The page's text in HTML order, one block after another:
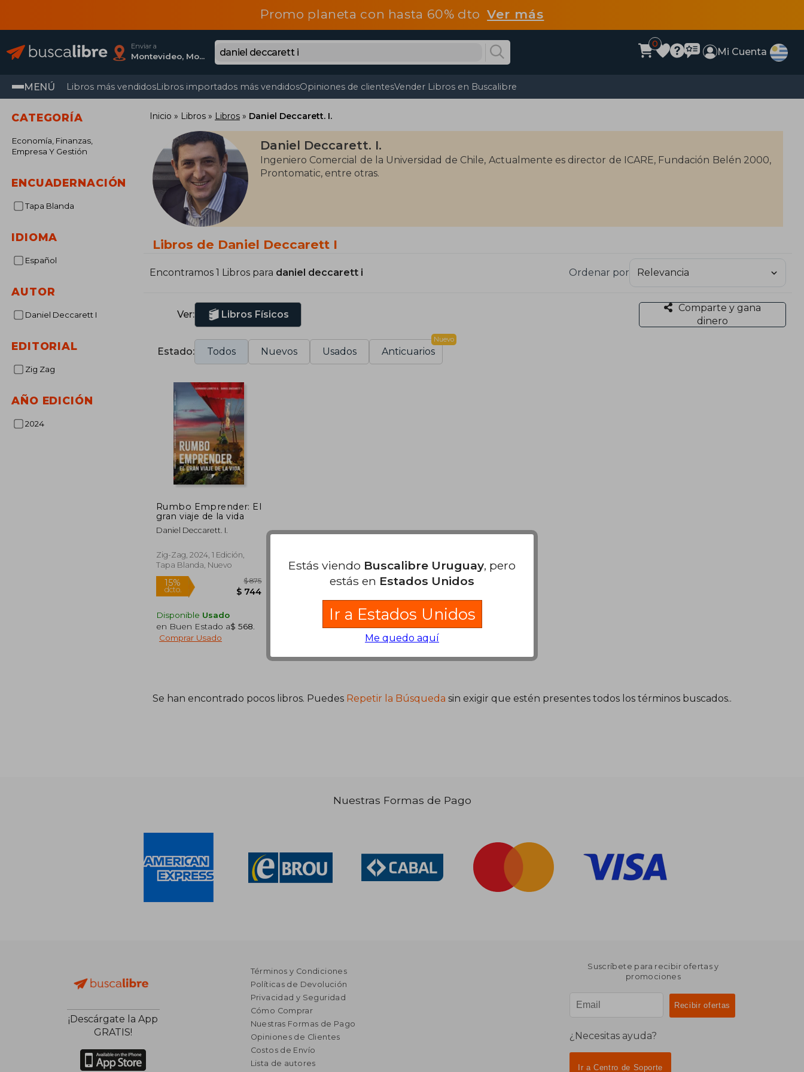
Promo planeta con hasta 60% dtoVer más
Enviar a
Montevideo, Montevideo
0
Mi Cuenta
MENÚ Libros más vendidosLibros importados más vendidosOpiniones de clientesVender Libros en Buscalibre
CATEGORÍA
Economía, Finanzas,
Empresa Y Gestión
ENCUADERNACIÓN
Tapa Blanda
IDIOMA
Español
AUTOR
Daniel Deccarett I
EDITORIAL
Zig Zag
AÑO EDICIÓN
2024
Inicio Libros Libros Daniel Deccarett. I.
Daniel Deccarett. I.
Ingeniero Comercial de la Universidad de Chile, Actualmente es director de ICARE, Fundación Belén 2000,
Prontomatic, entre otras.
Libros de Daniel Deccarett I
Encontramos 1 Libros para daniel deccarett i Ordenar por
Ver: Libros Físicos
Comparte y gana
dinero
Estado: Todos Nuevos Usados Anticuarios
Nuevo
Rumbo Emprender: El
gran viaje de la vida
Daniel Deccarett. I.
Zig-Zag, 2024, 1 Edición,
Tapa Blanda, Nuevo
$ 744
Disponible Usado
en Buen Estado a$ 568
Comprar Usado
Se han encontrado pocos libros. Puedes Repetir la Búsqueda sin exigir que estén presentes todos los términos buscados..
Nuestras Formas de Pago
¡Descárgate la App
GRATIS!
Términos y Condiciones
Políticas de Devolución
Privacidad y Seguridad
Cómo Comprar
Nuestras Formas de Pago
Opiniones de Clientes
Costos de Envío
Lista de autores
Suscríbete para recibir ofertas y
promociones
¿Necesitas ayuda?
Ir a Centro de Soporte
Estás viendo Buscalibre Uruguay, pero
estás en Estados Unidos
Ir a Estados Unidos
Me quedo aquí